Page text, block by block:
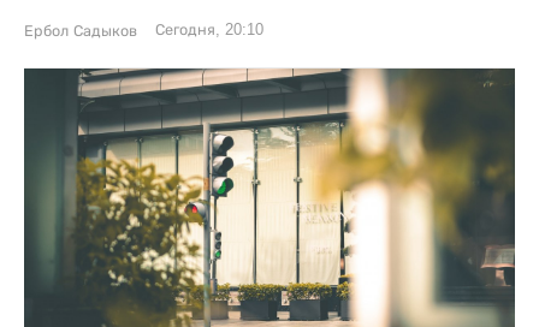
Ербол Садыков Сегодня, 20:10